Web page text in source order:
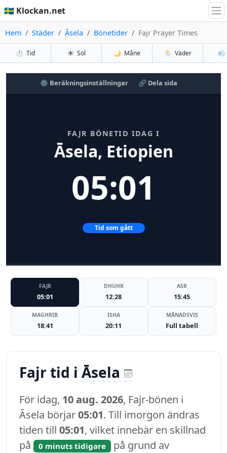
🇸🇪 Klockan.net
Hem Städer Āsela Bönetider Fajr Prayer Times
⏱️ Tid ☀️ Sol 🌙 Måne 🌦️ Väder 💨
⚙️ Beräkningsinställningar 🔗 Dela sida
FAJR BÖNETID IDAG I
Āsela, Etiopien
05:01
Tid som gått
FAJR
05:01
DHUHR
12:28
ASR
15:45
MAGHRIB
18:41
ISHA
20:11
MÅNADSVIS
Full tabell
Fajr tid i Āsela
För idag, 10 aug. 2026, Fajr-bönen i
Āsela börjar05:01. Till imorgon ändras
tiden till 05:01, vilket innebär en skillnad
på
0 minuts tidigare på grund av